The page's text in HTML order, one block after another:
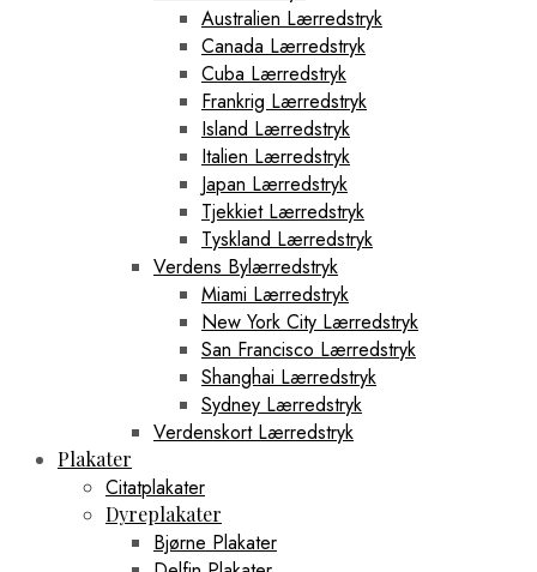
Australien Lærredstryk
Canada Lærredstryk
Cuba Lærredstryk
Frankrig Lærredstryk
Island Lærredstryk
Italien Lærredstryk
Japan Lærredstryk
Tjekkiet Lærredstryk
Tyskland Lærredstryk
Verdens Bylærredstryk
Miami Lærredstryk
New York City Lærredstryk
San Francisco Lærredstryk
Shanghai Lærredstryk
Sydney Lærredstryk
Verdenskort Lærredstryk
Plakater
Citatplakater
Dyreplakater
Bjørne Plakater